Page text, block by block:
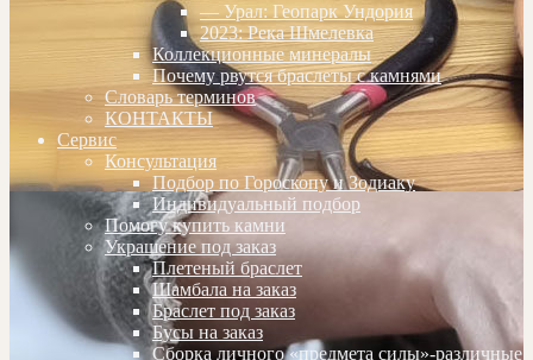
— Урал: Геопарк Ундория
2023: Река Шмелевка
Коллекционные минералы
Почему рвутся браслеты с камнями
Словарь терминов
КОНТАКТЫ
Сервис
Консультация
Подбор по Гороскопу и Зодиаку
Индивидуальный подбор
Помогу купить камни
Украшение под заказ
Плетеный браслет
Шамбала на заказ
Браслет под заказ
Бусы на заказ
Сборка личного «предмета силы»-различные